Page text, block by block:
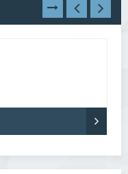
TÜMÜNÜ
GÖR